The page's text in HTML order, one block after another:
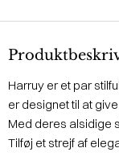
Harruy er et par
er designet til at
Med deres alsidige
Tilføj et strejf af